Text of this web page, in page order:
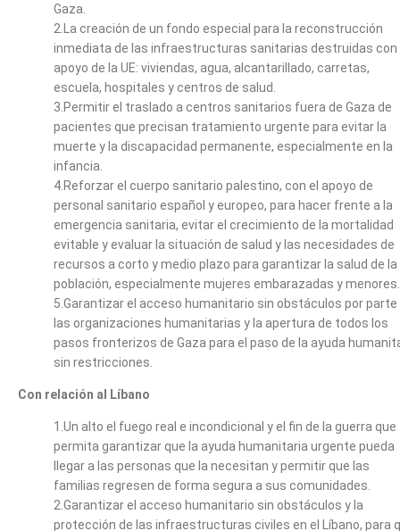
Gaza.
2.La creación de un fondo especial para la reconstrucción
inmediata de las infraestructuras sanitarias destruidas con
apoyo de la UE: viviendas, agua, alcantarillado, carretas,
escuela, hospitales y centros de salud.
3.Permitir el traslado a centros sanitarios fuera de Gaza de
pacientes que precisan tratamiento urgente para evitar la
muerte y la discapacidad permanente, especialmente en la
infancia.
4.Reforzar el cuerpo sanitario palestino, con el apoyo de
personal sanitario español y europeo, para hacer frente a la
emergencia sanitaria, evitar el crecimiento de la mortalidad
evitable y evaluar la situación de salud y las necesidades de
recursos a corto y medio plazo para garantizar la salud de la
población, especialmente mujeres embarazadas y menores.
5.Garantizar el acceso humanitario sin obstáculos por parte
las organizaciones humanitarias y la apertura de todos los
pasos fronterizos de Gaza para el paso de la ayuda
sin restricciones.
Con relación al Líbano
1.Un alto el fuego real e incondicional y el fin de la guerra que
permita garantizar que la ayuda humanitaria urgente pueda
llegar a las personas que la necesitan y permitir que las
familias regresen de forma segura a sus comunidades.
2.Garantizar el acceso humanitario sin obstáculos y la
protección de las infraestructuras civiles en el Líbano, para